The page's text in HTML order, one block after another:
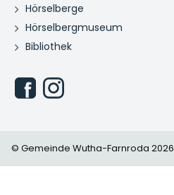
Hörselberge
Hörselbergmuseum
Bibliothek
© Gemeinde Wutha-Farnroda 2026